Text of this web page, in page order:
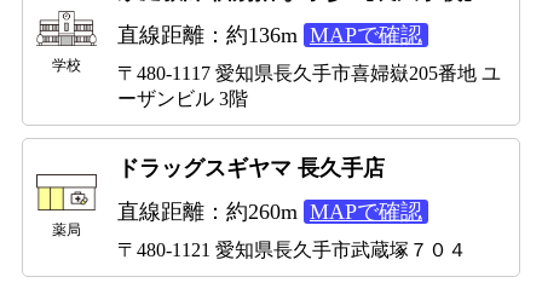
学校
直線距離：約136m MAPで確認
〒480-1117 愛知県長久手市喜婦嶽205番地 ユ
ーザンビル 3階
薬局
ドラッグスギヤマ 長久手店
直線距離：約260m MAPで確認
〒480-1121 愛知県長久手市武蔵塚７０４